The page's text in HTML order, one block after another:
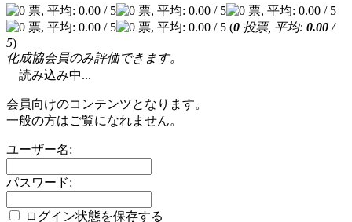
(0 投票, 平均: 0.00 /
5)
化成協会員のみ評価できます。
読み込み中...
会員向けのコンテンツとなります。
一般の方はご覧になれません。
ユーザー名:
パスワード:
ログイン状態を保存する